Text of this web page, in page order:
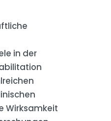
in der
Wirksamkeit